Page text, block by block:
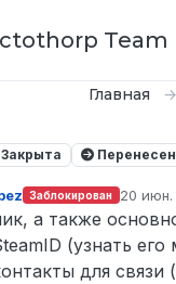
Team
Главная
Закрыта
Заблокирован 20 июн.
а также
(узнать
для связи